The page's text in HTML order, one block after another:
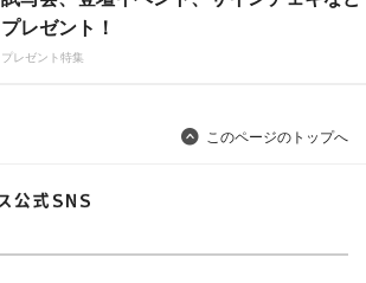
プレゼント！
プレゼント特集
このページのトップへ